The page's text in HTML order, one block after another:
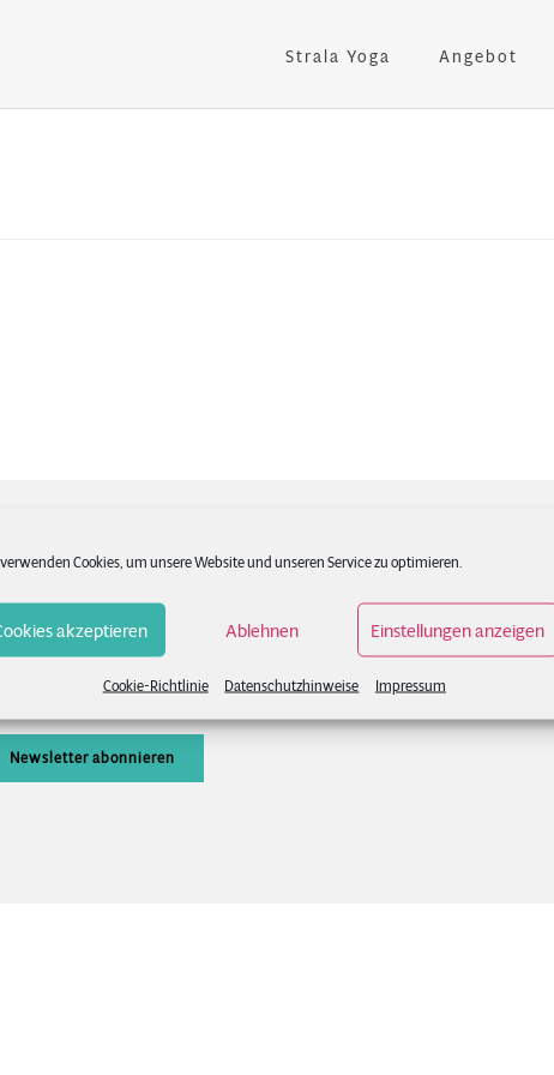
Cookies, um unsere Website und unseren Service zu optimieren.
akzeptieren Ablehnen Einstellungen anzeigen
Cookie-Richtlinie Datenschutzhinweise Impressum
Strala Yoga Angebot
Newsletter abonnieren
Besuch
Impressum
Datenschutzhinweise
Cookie-Richtlinie (EU)